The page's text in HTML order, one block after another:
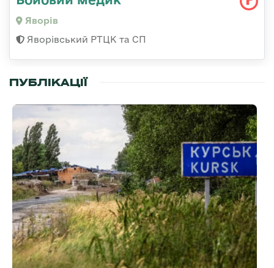
Яворів
Яворівський РТЦК та СП
ПУБЛІКАЦІЇ